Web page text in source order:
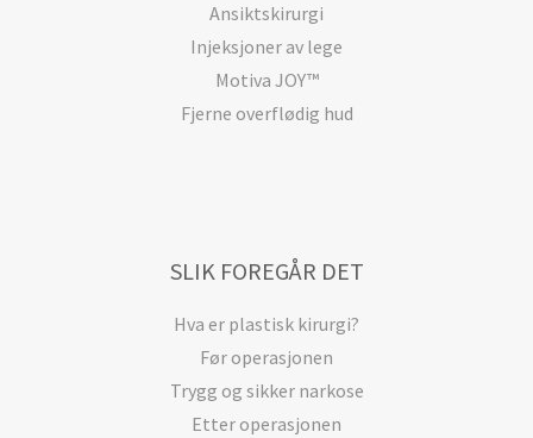
Ansiktskirurgi
Injeksjoner av lege
Motiva JOY™
Fjerne overflødig hud
SLIK FOREGÅR DET
Hva er plastisk kirurgi?
Før operasjonen
Trygg og sikker narkose
Etter operasjonen